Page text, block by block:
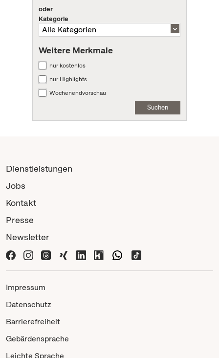
oder
Kategorie
Weitere Merkmale
nur kostenlos
nur Highlights
Wochenendvorschau
Suchen
Dienstleistungen
Jobs
Kontakt
Presse
Newsletter
Impressum
Datenschutz
Barrierefreiheit
Gebärdensprache